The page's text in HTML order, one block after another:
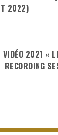
2022)
VIDÉO 2021 «
RECORDING